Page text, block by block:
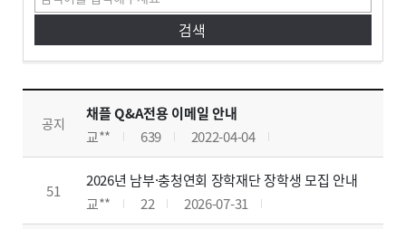
공지사항
공지
채플 Q&A전용 이메일 안내
교**
639 2022-04-04
51
2026년 남부·충청연회 장학재단 장학생 모집 안내
교**
22 2026-07-31